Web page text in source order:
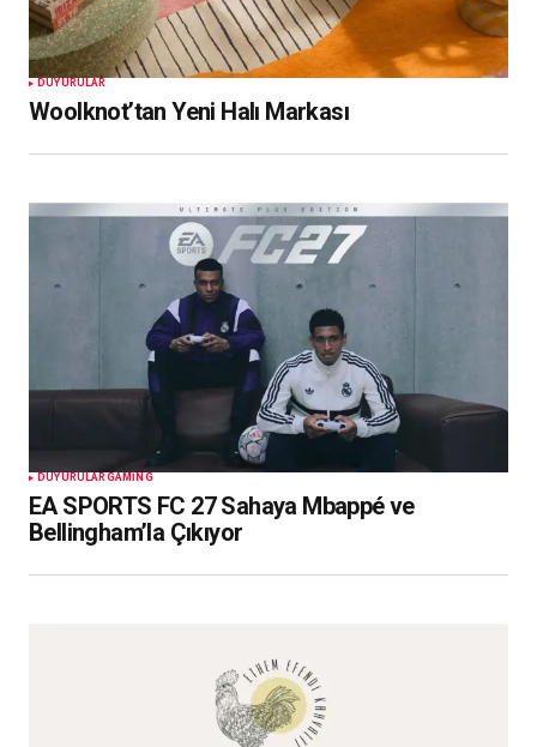
DUYURULAR
Woolknot’tan Yeni Halı Markası
DUYURULAR GAMING
EA SPORTS FC 27 Sahaya Mbappé ve
Bellingham’la Çıkıyor